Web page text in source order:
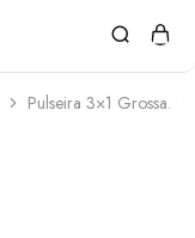
Pulseira 3×1 Grossa.